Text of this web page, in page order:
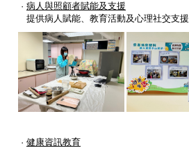
· 病人與照顧者賦能及支援
提供病人賦能、教育活動及心理社交支援
· 健康資訊教育